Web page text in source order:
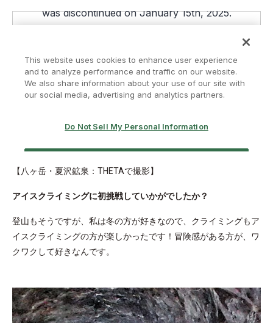
【八ヶ岳・夏沢鉱泉：THETAで撮影】
アイスクライミングに初挑戦していかがでしたか？
登山もそうですが、私は冬の方が好きなので、クライミングもア
イスクライミングの方が楽しかったです！冒険感がある方が、ワ
クワクして好きなんです。